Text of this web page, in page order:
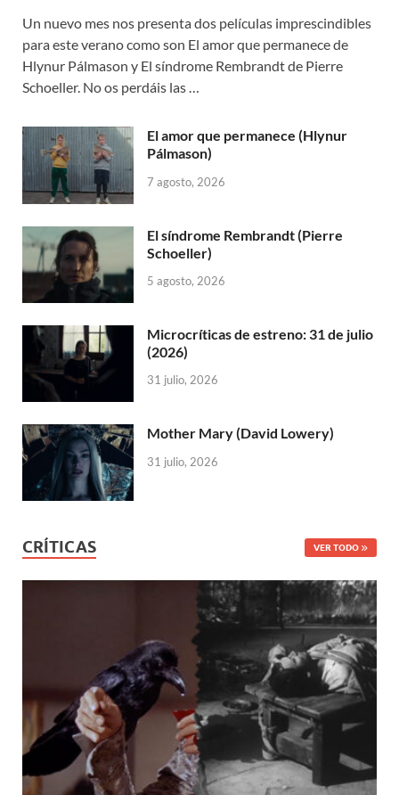
Un nuevo mes nos presenta dos películas imprescindibles
para este verano como son El amor que permanece de
Hlynur Pálmason y El síndrome Rembrandt de Pierre
Schoeller. No os perdáis las …
El amor que permanece (Hlynur
Pálmason)
7 agosto, 2026
El síndrome Rembrandt (Pierre
Schoeller)
5 agosto, 2026
Microcríticas de estreno: 31 de julio
(2026)
31 julio, 2026
Mother Mary (David Lowery)
31 julio, 2026
CRÍTICAS VER TODO